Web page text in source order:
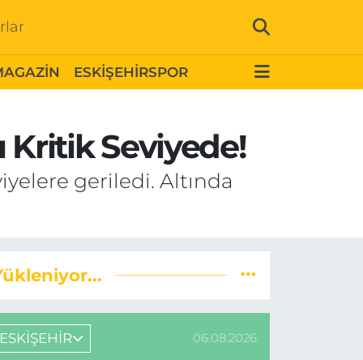
ESKİŞEHİRSPOR
Kritik Seviyede!
geriledi. Altında
ESKİŞEHİR 06.08.2026